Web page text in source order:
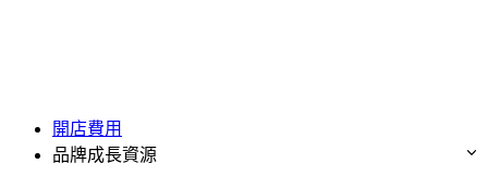
開店費用
品牌成長資源